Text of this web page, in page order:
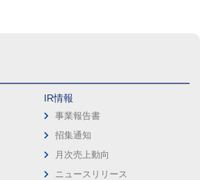
IR情報
事業報告書
招集通知
月次売上動向
ニュースリリース